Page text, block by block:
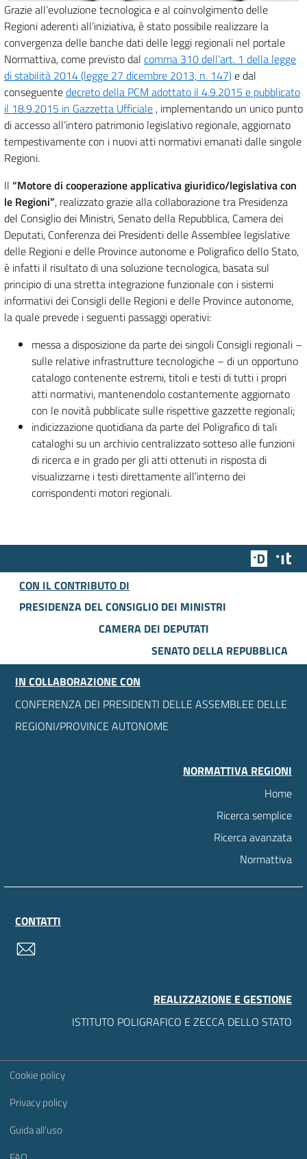
Grazie all’evoluzione tecnologica e al coinvolgimento delle
Regioni aderenti all’iniziativa, è stato possibile realizzare la
convergenza delle banche dati delle leggi regionali nel portale
Normattiva, come previsto dal comma 310 dell’art. 1 della legge
di stabilità 2014 (legge 27 dicembre 2013, n. 147)e dal
conseguentedecreto della PCM adottato il 4.9.2015 e pubblicato
il 18.9.2015 in Gazzetta Ufficiale , implementando un unico punto
di accesso all’intero patrimonio legislativo regionale, aggiornato
tempestivamente con i nuovi atti normativi emanati dalle singole
Regioni.
Il “Motore di cooperazione applicativa giuridico/legislativa con
le Regioni”, realizzato grazie alla collaborazione tra Presidenza
del Consiglio dei Ministri, Senato della Repubblica, Camera dei
Deputati, Conferenza dei Presidenti delle Assemblee legislative
delle Regioni e delle Province autonome e Poligrafico dello Stato,
è infatti il risultato di una soluzione tecnologica, basata sul
principio di una stretta integrazione funzionale con i sistemi
informativi dei Consigli delle Regioni e delle Province autonome,
la quale prevede i seguenti passaggi operativi:
messa a disposizione da parte dei singoli Consigli regionali –
sulle relative infrastrutture tecnologiche – di un opportuno
catalogo contenente estremi, titoli e testi di tutti i propri
atti normativi, mantenendolo costantemente aggiornato
con le novità pubblicate sulle rispettive gazzette regionali;
indicizzazione quotidiana da parte del Poligrafico di tali
cataloghi su un archivio centralizzato sotteso alle funzioni
di ricerca e in grado per gli atti ottenuti in risposta di
visualizzarne i testi direttamente all’interno dei
corrispondenti motori regionali.
Team
CON IL CONTRIBUTO DI
PRESIDENZA DEL CONSIGLIO DEI MINISTRI
CAMERA DEI DEPUTATI
SENATO DELLA REPUBBLICA
IN COLLABORAZIONE CON
CONFERENZA DEI PRESIDENTI DELLE ASSEMBLEE DELLE
REGIONI/PROVINCE AUTONOME
NORMATTIVA REGIONI
Home
Ricerca semplice
Ricerca avanzata
Normattiva
CONTATTI
REALIZZAZIONE E GESTIONE
ISTITUTO POLIGRAFICO E ZECCA DELLO STATO
Sezione Link Utili
Cookie policy
Privacy policy
Guida all'uso